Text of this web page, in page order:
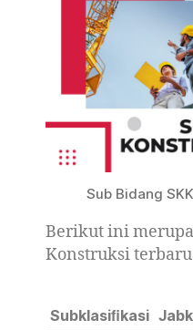
Sub Bidang
Berikut ini
Konstruksi
Subklasiﬁkasi